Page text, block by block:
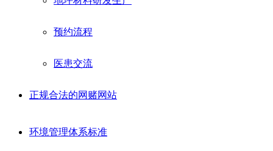
预约流程
医患交流
正规合法的网赌网站
环境管理体系标准